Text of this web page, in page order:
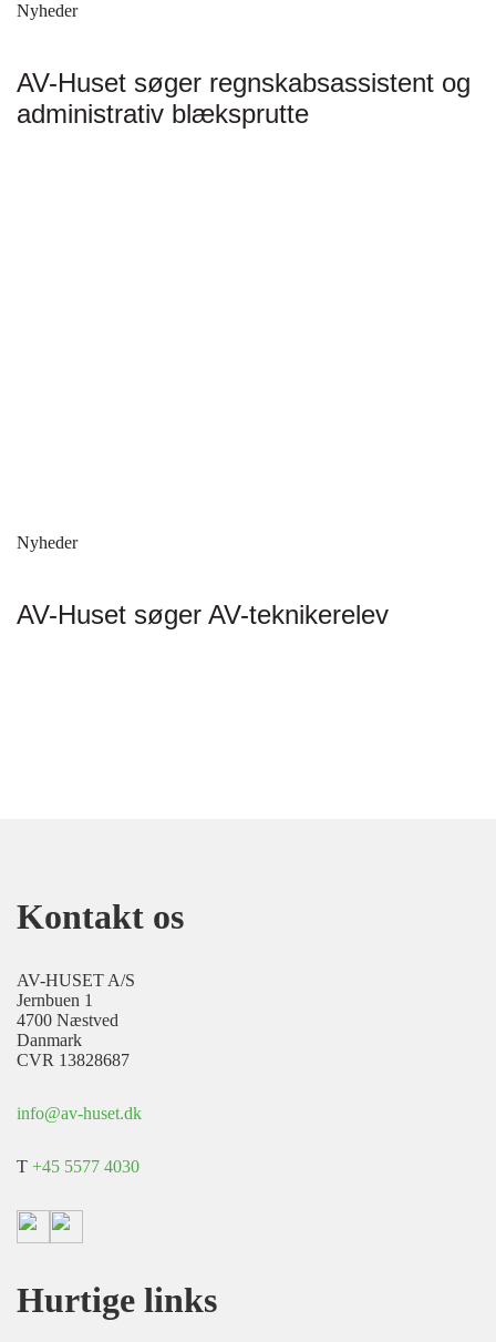
Nyheder
AV-Huset søger regnskabsassistent og
administrativ blæksprutte
Nyheder
AV-Huset søger AV-teknikerelev
Kontakt os
AV-HUSET A/S
Jernbuen 1
4700 Næstved
Danmark
CVR 13828687
info@av-huset.dk
T +45 5577 4030
Hurtige links